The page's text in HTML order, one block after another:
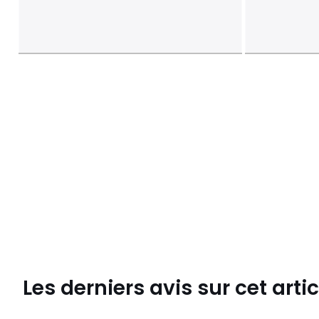
Les derniers avis sur cet